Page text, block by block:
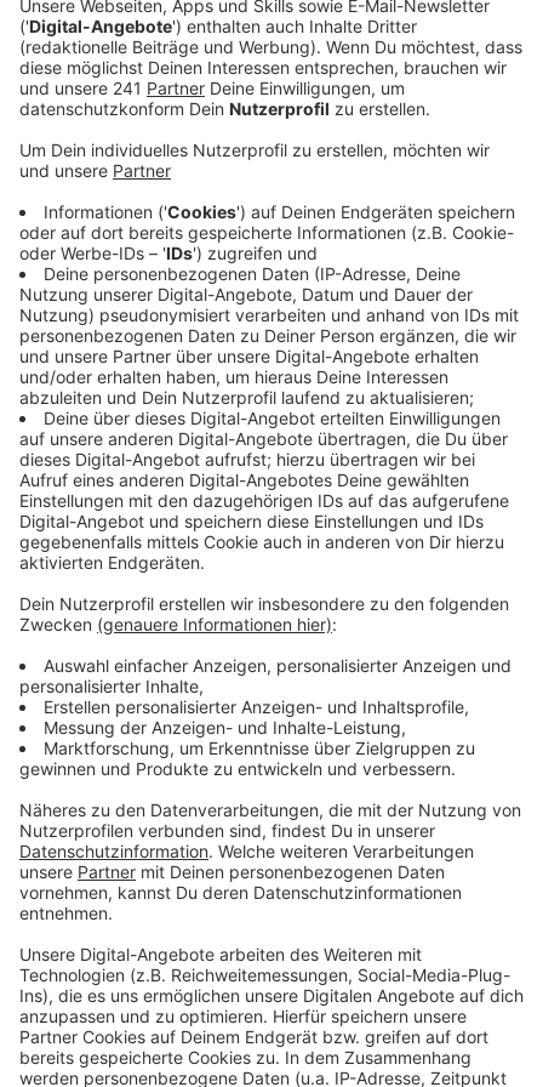
Offensivspieler Malik Tillman bekannt gegeben.
Veröffentlicht:Donnerstag, 28.05.2026 11:54
Anzeige
Ex-Leverkusener und Hoffnungen
Anzeige
Nicht nominiert sind Aleix García (Spanien) und Eliesse
Ben Seghir (Marokko). Auch der ehemalige
Leverkusener Jeremie Frimpong ist nicht für die
Niederlande dabei. Besser sieht das für die Ex-
Leverkusener Matěj Kovář, Adam Hložek und Borja
Iglesias aus. Die drei wurden für Tschechien und
Spanien in den Kader berufen. In den nächsten Tagen
können dann noch Palacios und Maza auf ein WM-
Ticket hoffen.
Anzeige
Weitere Meldungen aus Leverkusen
Anzeige
Bayer 04 Leverkusen: Maßnahmen gegen inoffizielle
Ticket-Zweitmärkte
A59 Richtung Leverkusen früher wieder frei
Marktquiz auf Opladener Wochenmarkt
Anzeige